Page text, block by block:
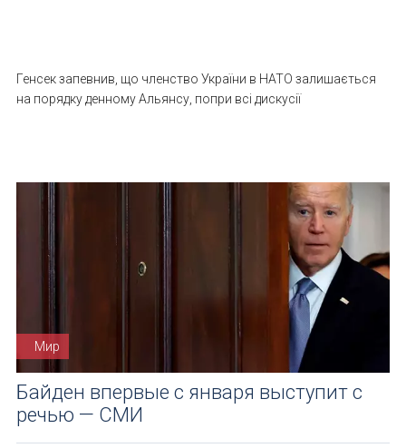
Генсек запевнив, що членство України в НАТО залишається
на порядку денному Альянсу, попри всі дискусії
Мир
Байден впервые с января выступит с
речью — СМИ